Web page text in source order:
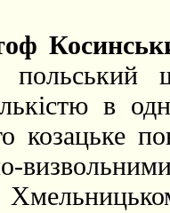
польський
в
козацьке